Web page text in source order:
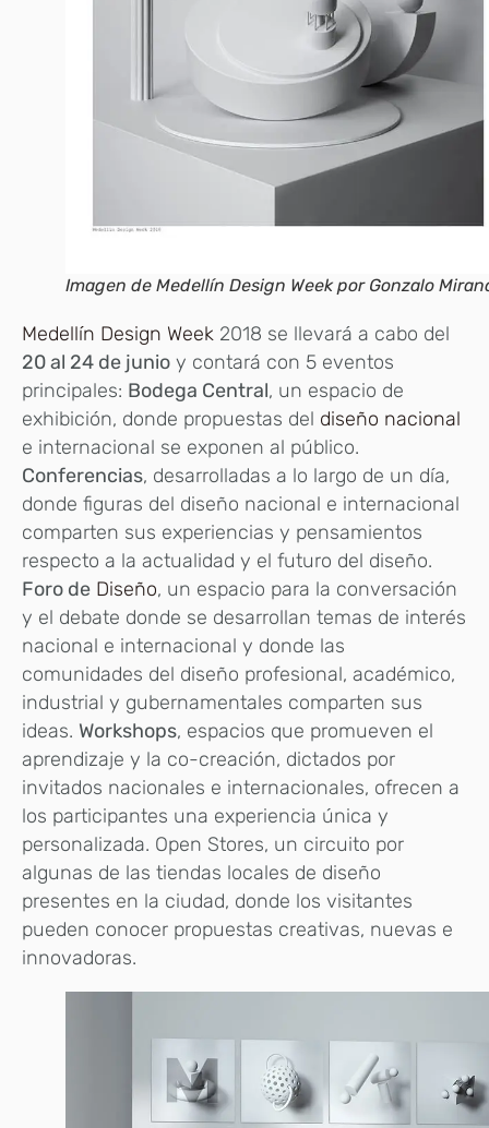
Imagen de Medellín Design Week por Gonzalo
Medellín Design Week 2018 se llevará a cabo del
20 al 24 de junio y contará con 5 eventos
principales: Bodega Central, un espacio de
exhibición, donde propuestas del diseño nacional
e internacional se exponen al público.
Conferencias, desarrolladas a lo largo de un día,
donde figuras del diseño nacional e internacional
comparten sus experiencias y pensamientos
respecto a la actualidad y el futuro del diseño.
Foro de Diseño, un espacio para la conversación
y el debate donde se desarrollan temas de interés
nacional e internacional y donde las
comunidades del diseño profesional, académico,
industrial y gubernamentales comparten sus
ideas. Workshops, espacios que promueven el
aprendizaje y la co-creación, dictados por
invitados nacionales e internacionales, ofrecen a
los participantes una experiencia única y
personalizada. Open Stores, un circuito por
algunas de las tiendas locales de diseño
presentes en la ciudad, donde los visitantes
pueden conocer propuestas creativas, nuevas e
innovadoras.